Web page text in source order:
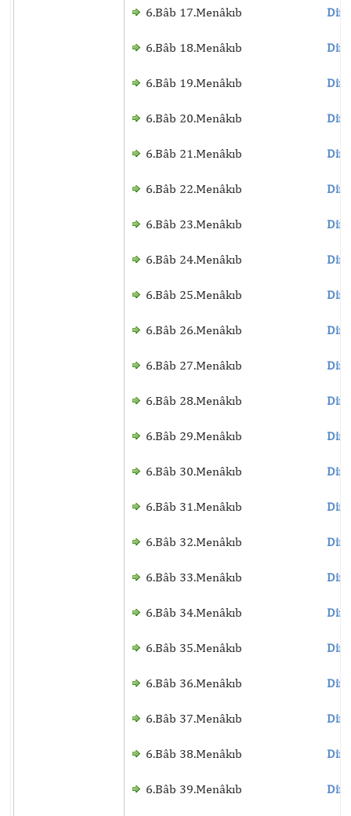
6.Bâb 17.Menâkıb
6.Bâb 18.Menâkıb
6.Bâb 19.Menâkıb
6.Bâb 20.Menâkıb
6.Bâb 21.Menâkıb
6.Bâb 22.Menâkıb
6.Bâb 23.Menâkıb
6.Bâb 24.Menâkıb
6.Bâb 25.Menâkıb
6.Bâb 26.Menâkıb
6.Bâb 27.Menâkıb
6.Bâb 28.Menâkıb
6.Bâb 29.Menâkıb
6.Bâb 30.Menâkıb
6.Bâb 31.Menâkıb
6.Bâb 32.Menâkıb
6.Bâb 33.Menâkıb
6.Bâb 34.Menâkıb
6.Bâb 35.Menâkıb
6.Bâb 36.Menâkıb
6.Bâb 37.Menâkıb
6.Bâb 38.Menâkıb
6.Bâb 39.Menâkıb